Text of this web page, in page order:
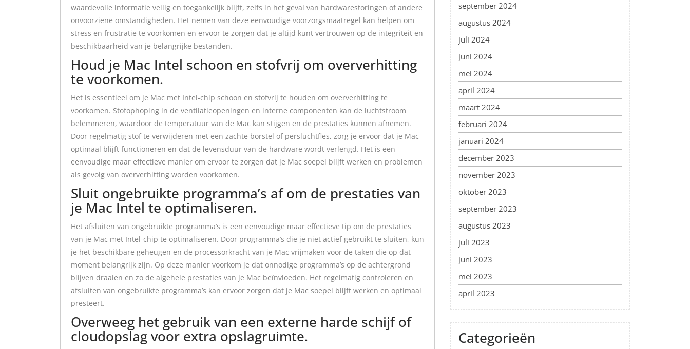
waardevolle informatie veilig en toegankelijk blijft, zelfs in het geval van hardwarestoringen of andere
onvoorziene omstandigheden. Het nemen van deze eenvoudige voorzorgsmaatregel kan helpen om
stress en frustratie te voorkomen en ervoor te zorgen dat je altijd kunt vertrouwen op de integriteit en
beschikbaarheid van je belangrijke bestanden.
Houd je Mac Intel schoon en stofvrij om oververhitting
te voorkomen.
Het is essentieel om je Mac met Intel-chip schoon en stofvrij te houden om oververhitting te
voorkomen. Stofophoping in de ventilatieopeningen en interne componenten kan de luchtstroom
belemmeren, waardoor de temperatuur van de Mac kan stijgen en de prestaties kunnen afnemen.
Door regelmatig stof te verwijderen met een zachte borstel of persluchtfles, zorg je ervoor dat je Mac
optimaal blijft functioneren en dat de levensduur van de hardware wordt verlengd. Het is een
eenvoudige maar effectieve manier om ervoor te zorgen dat je Mac soepel blijft werken en problemen
als gevolg van oververhitting worden voorkomen.
Sluit ongebruikte programma’s af om de prestaties van
je Mac Intel te optimaliseren.
Het afsluiten van ongebruikte programma’s is een eenvoudige maar effectieve tip om de prestaties
van je Mac met Intel-chip te optimaliseren. Door programma’s die je niet actief gebruikt te sluiten, kun
je het beschikbare geheugen en de processorkracht van je Mac vrijmaken voor de taken die op dat
moment belangrijk zijn. Op deze manier voorkom je dat onnodige programma’s op de achtergrond
blijven draaien en zo de algehele prestaties van je Mac beïnvloeden. Het regelmatig controleren en
afsluiten van ongebruikte programma’s kan ervoor zorgen dat je Mac soepel blijft werken en optimaal
presteert.
Overweeg het gebruik van een externe harde schijf of
cloudopslag voor extra opslagruimte.
september 2024
augustus 2024
juli 2024
juni 2024
mei 2024
april 2024
maart 2024
februari 2024
januari 2024
december 2023
november 2023
oktober 2023
september 2023
augustus 2023
juli 2023
juni 2023
mei 2023
april 2023
Categorieën